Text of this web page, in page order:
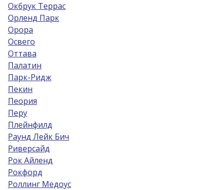
Окбрук Террас
Орленд Парк
Орора
Освего
Оттава
Палатин
Парк-Ридж
Пекин
Пеория
Перу
Плейнфилд
Раунд Лейк Бич
Риверсайд
Рок Айленд
Рокфорд
Роллинг Медоус